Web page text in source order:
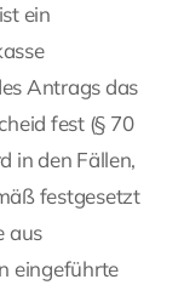
ein
Antrags das
fest (§ 70
in den Fällen,
festgesetzt
aus
eingeführte